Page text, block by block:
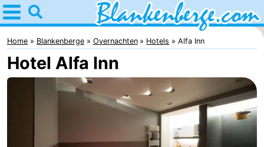
Home
Blankenberge
Tips
Home Blankenberge Overnachten Hotels Alfa Inn
Hotel Alfa Inn